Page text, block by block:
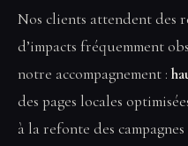
Nos clients attendent des
d’impacts fréquemment
notre accompagnement :
des pages locales
à la refonte des